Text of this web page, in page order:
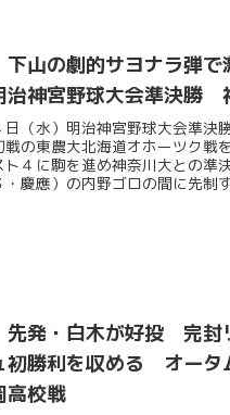
下山の劇的サヨナラ弾
神宮野球大会準決勝
日（水）明治神宮野球大会準
戦の東農大北海道オホーツク戦
ト４に駒を進め神奈川大との準
・慶應）の内野ゴロの間に先制
先発・白木が好投 完封
初勝利を収める オータ
校戦